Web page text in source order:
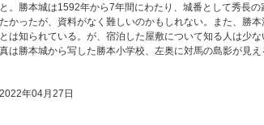
と。勝本城は1592年から7年間にわたり、城番として秀長
たかったが、資料がなく難しいのかもしれない。また、勝
とは知られている。が、宿泊した屋敷について知る人は少
真は勝本城から写した勝本小学校、左奥に対馬の島影が見え
2022年04月27日